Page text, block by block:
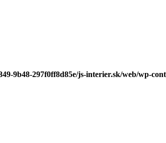
9b48-297f0ff8d85e/js-interier.sk/web/wp-